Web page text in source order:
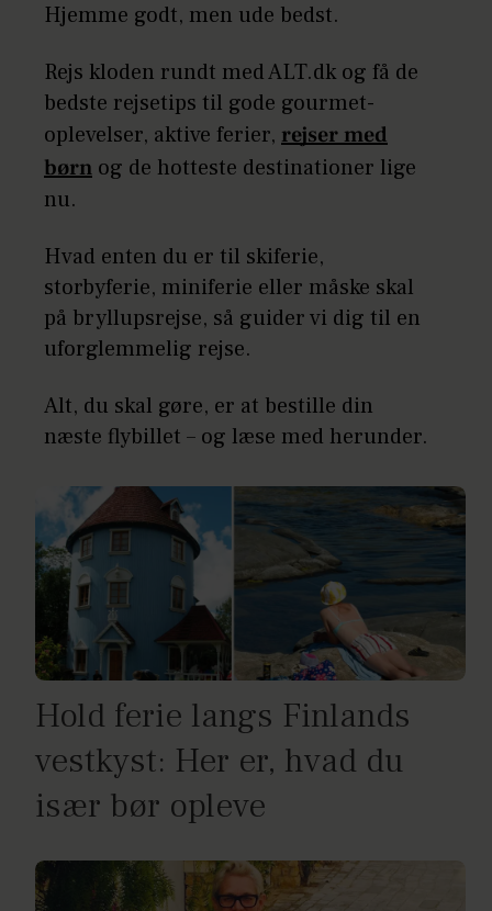
Hjemme godt, men ude bedst.
Rejs kloden rundt med ALT.dk og få de
bedste rejsetips til gode gourmet-
oplevelser, aktive ferier, rejser med
børn og de hotteste destinationer lige
nu.
Hvad enten du er til skiferie,
storbyferie, miniferie eller måske skal
på bryllupsrejse, så guider vi dig til en
uforglemmelig rejse.
Alt, du skal gøre, er at bestille din
næste flybillet – og læse med herunder.
Hold ferie langs Finlands
vestkyst: Her er, hvad du
især bør opleve